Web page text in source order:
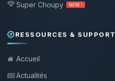
Super Choupy NEW !
RESSOURCES & SUPPORT
Accueil
Actualités